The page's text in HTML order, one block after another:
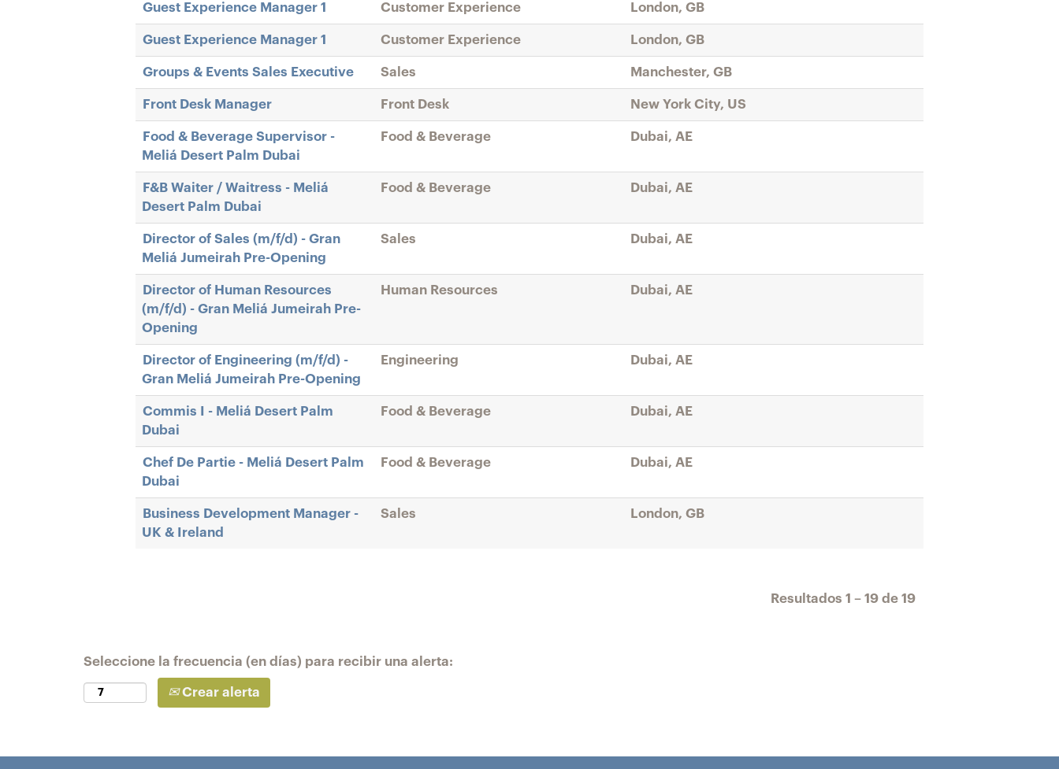
Guest Experience Manager 1 Customer Experience London, GB
Guest Experience Manager 1 Customer Experience London, GB
Groups & Events Sales Executive Sales Manchester, GB
Front Desk Manager Front Desk New York City, US
Food & Beverage Supervisor -
Meliá Desert Palm Dubai
Food & Beverage Dubai, AE
F&B Waiter / Waitress - Meliá
Desert Palm Dubai
Food & Beverage Dubai, AE
Director of Sales (m/f/d) - Gran
Meliá Jumeirah Pre-Opening
Sales Dubai, AE
Director of Human Resources
(m/f/d) - Gran Meliá Jumeirah Pre-
Opening
Human Resources Dubai, AE
Director of Engineering (m/f/d) -
Gran Meliá Jumeirah Pre-Opening
Engineering Dubai, AE
Commis I - Meliá Desert Palm
Dubai
Food & Beverage Dubai, AE
Chef De Partie - Meliá Desert Palm
Dubai
Food & Beverage Dubai, AE
Business Development Manager -
UK & Ireland
Sales London, GB
Resultados 1 – 19 de 19
Seleccione la frecuencia (en días) para recibir una alerta:
Crear alerta